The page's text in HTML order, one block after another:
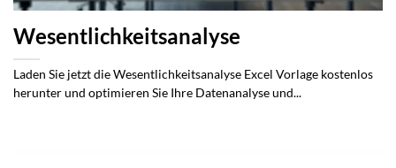
Wesentlichkeitsanalyse
Laden Sie jetzt die Wesentlichkeitsanalyse Excel Vorlage kostenlos
herunter und optimieren Sie Ihre Datenanalyse und...